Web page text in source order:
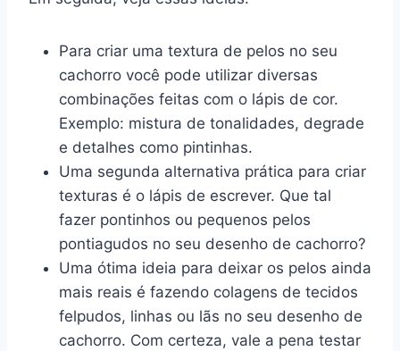
Para criar uma textura de pelos no seu
cachorro você pode utilizar diversas
combinações feitas com o lápis de cor.
Exemplo: mistura de tonalidades, degrade
e detalhes como pintinhas.
Uma segunda alternativa prática para criar
texturas é o lápis de escrever. Que tal
fazer pontinhos ou pequenos pelos
pontiagudos no seu desenho de cachorro?
Uma ótima ideia para deixar os pelos ainda
mais reais é fazendo colagens de tecidos
felpudos, linhas ou lãs no seu desenho de
cachorro. Com certeza, vale a pena testar